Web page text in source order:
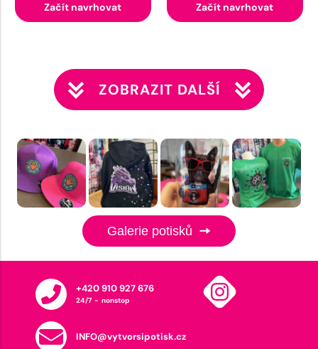
Začít navrhovat Začít navrhovat
ZOBRAZIT DALŠÍ
Galerie potisků
+420 910 927 676
24/7 - nonstop
INFO@vytvorsipotisk.cz